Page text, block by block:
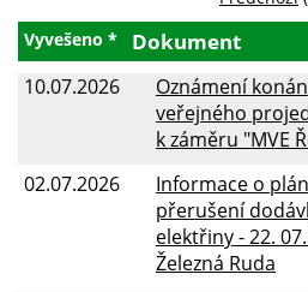
Vyvešeno *
Dokument
10.07.2026
Oznámení
veřejného
k záměru "MVE
02.07.2026
Informace o
přerušení
elektřiny - 22.
Železná Ruda